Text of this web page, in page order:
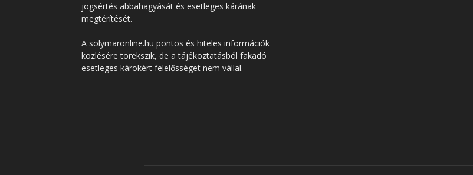
jogsértés abbahagyását és esetleges kárának
megtérítését.
A solymaronline.hu pontos és hiteles információk
közlésére törekszik, de a tájékoztatásból fakadó
esetleges károkért felelősséget nem vállal.